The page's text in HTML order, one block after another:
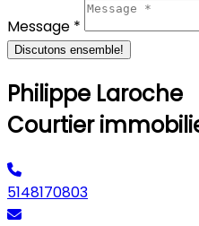
Message *
Discutons ensemble!
Philippe Laroche
Courtier
5148170803